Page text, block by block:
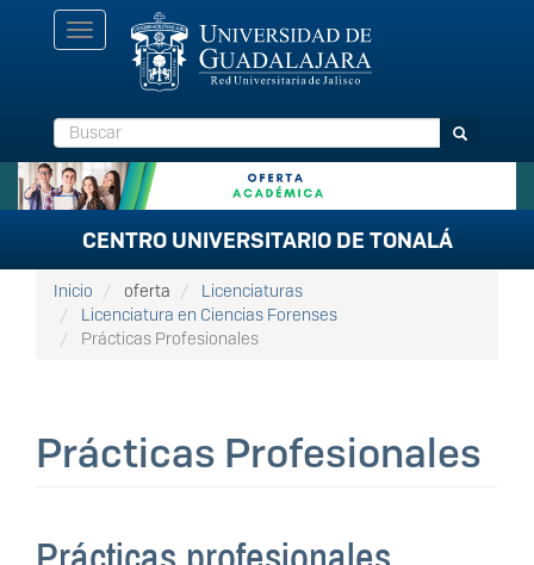
Toggle
navigation
Buscar Buscar
CENTRO UNIVERSITARIO DE TONALÁ
Inicio oferta
Licenciaturas
Licenciatura en Ciencias Forenses
Prácticas Profesionales
Prácticas Profesionales